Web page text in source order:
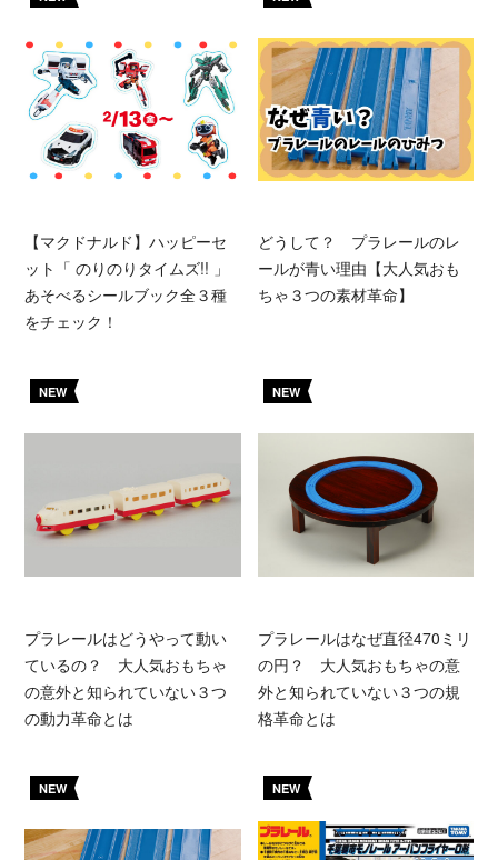
【マクドナルド】ハッピーセ
ット「 のりのりタイムズ!! 」
あそべるシールブック全３種
をチェック！
どうして？ プラレールのレ
ールが青い理由【大人気おも
ちゃ３つの素材革命】
NEW
プラレールはどうやって動い
ているの？ 大人気おもちゃ
の意外と知られていない３つ
の動力革命とは
NEW
プラレールはなぜ直径470ミリ
の円？ 大人気おもちゃの意
外と知られていない３つの規
格革命とは
NEW NEW